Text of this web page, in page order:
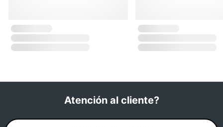
Atención al cliente?